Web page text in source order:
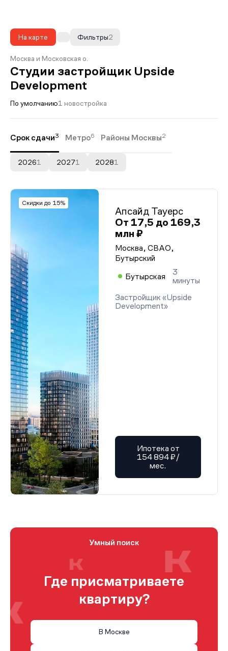
На карте 2
Фильтры
Москва и Московская о.
Студии застройщик Upside
Development
По умолчанию1 новостройка
Срок сдачи3 Метро6 Районы Москвы2
20261 20271 20281
Скидки до 15%
Апсайд Тауерс
От 17,5 до 169,3
млн ₽
Москва, СВАО,
Бутырский
Бутырская
3
минуты
Застройщик «Upside
Development»
Ипотека от
154 894 ₽/
мес.
Умный поиск
Где присматриваете
квартиру?
В Москве